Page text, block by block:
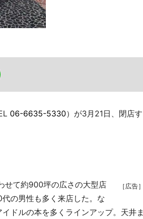
06-6635-5330）が3月21日、閉店す
［広告］
せて約900坪の広さの大型店
の男性も多く来店した。な
ドルの本を多くラインアップ。天井ま